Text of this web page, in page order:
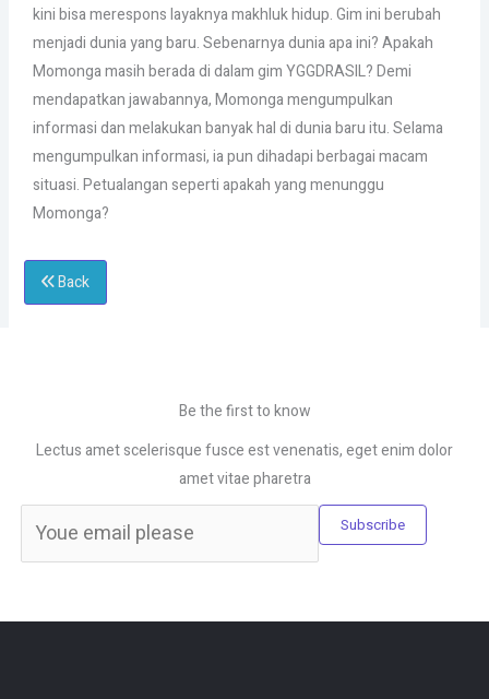
kini bisa merespons layaknya makhluk hidup. Gim ini berubah
menjadi dunia yang baru. Sebenarnya dunia apa ini? Apakah
Momonga masih berada di dalam gim YGGDRASIL? Demi
mendapatkan jawabannya, Momonga mengumpulkan
informasi dan melakukan banyak hal di dunia baru itu. Selama
mengumpulkan informasi, ia pun dihadapi berbagai macam
situasi. Petualangan seperti apakah yang menunggu
Momonga?
Back
Be the first to know
Lectus amet scelerisque fusce est venenatis, eget enim dolor
amet vitae pharetra
Subscribe